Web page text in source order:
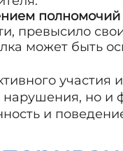
полномочий
превысило
может быть
участия
но и
и